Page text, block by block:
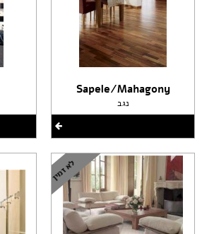
Sapele/Mahagony
נגב